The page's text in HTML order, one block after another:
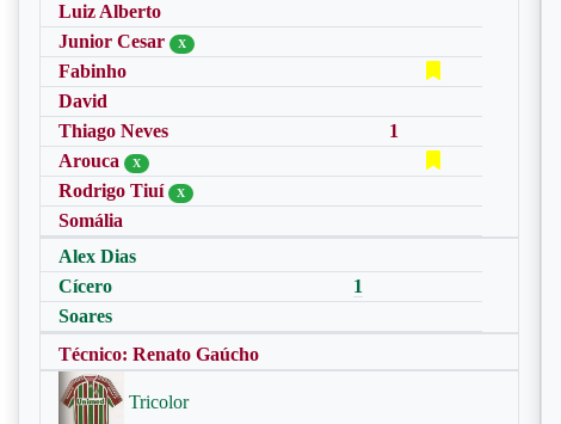
Luiz Alberto
Junior Cesar
X
Fabinho
David
Thiago Neves
1
Arouca
X
Rodrigo Tiuí X
Somália
Alex Dias
Cícero
1
Soares
Técnico: Renato Gaúcho
Tricolor